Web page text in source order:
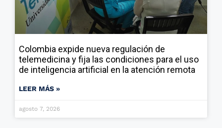
Colombia expide nueva regulación de
telemedicina y fija las condiciones para el uso
de inteligencia artificial en la atención remota
LEER MÁS »
agosto 7, 2026